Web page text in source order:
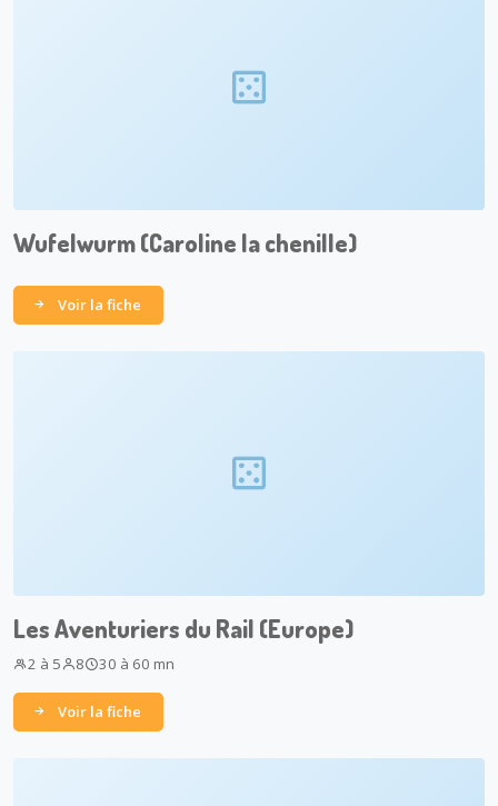
Wufelwurm (Caroline la chenille)
Voir la fiche
Les Aventuriers du Rail (Europe)
2 à 5 8 30 à 60 mn
Voir la fiche